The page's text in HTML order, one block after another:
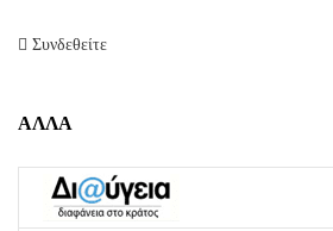
Συνδεθείτε
ΑΛΛΑ